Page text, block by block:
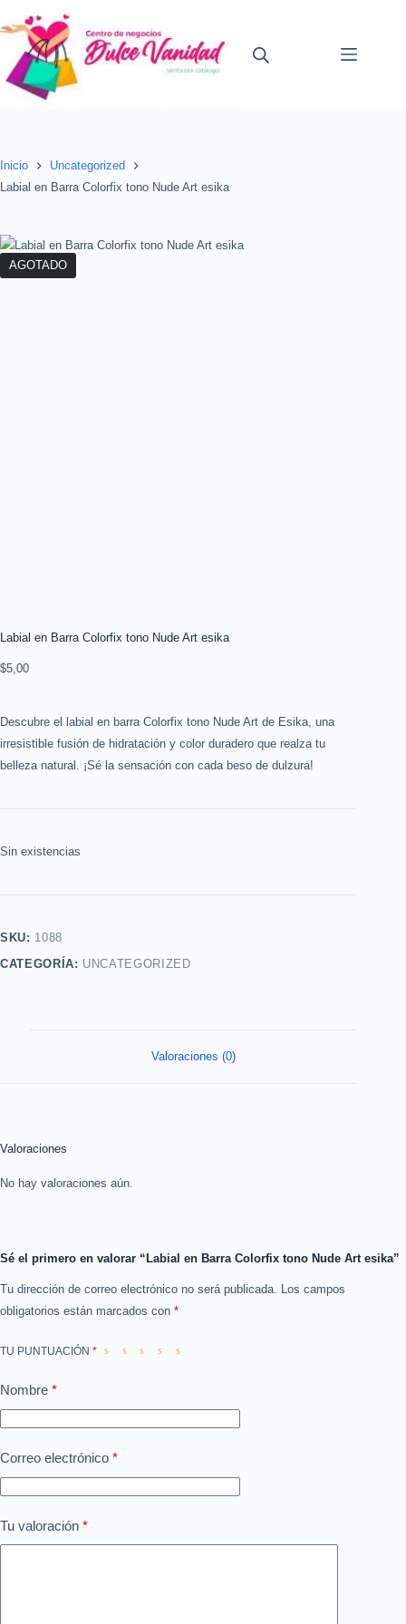
al
contenido
Inicio
Uncategorized
Labial en Barra Colorfix tono Nude Art esika
AGOTADO
Labial en Barra Colorfix tono Nude Art esika
$5,00
Descubre el labial en barra Colorfix tono Nude Art de Esika, una
irresistible fusión de hidratación y color duradero que realza tu
belleza natural. ¡Sé la sensación con cada beso de dulzura!
Sin existencias
SKU: 1088
CATEGORÍA: UNCATEGORIZED
Valoraciones (0)
Valoraciones
No hay valoraciones aún.
Sé el primero en valorar “Labial en Barra Colorfix tono Nude Art esika”
Tu dirección de correo electrónico no será publicada. Los campos
obligatorios están marcados con *
TU PUNTUACIÓN *
Nombre *
Correo electrónico *
Tu valoración *